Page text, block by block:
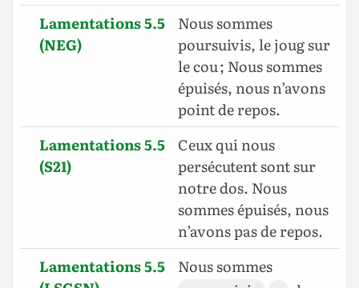
Lamentations 5.5
(NEG)
Nous sommes
poursuivis, le joug sur
le cou ; Nous sommes
épuisés, nous n’avons
point de repos.
Lamentations 5.5
(S21)
Ceux qui nous
persécutent sont sur
notre dos. Nous
sommes épuisés, nous
n’avons pas de repos.
Lamentations 5.5
Nous sommes